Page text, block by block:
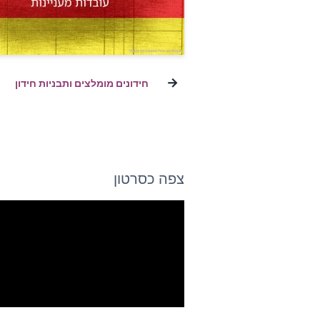
→ חידונים מומלצים ותבניות חידון
צפה כסרטון